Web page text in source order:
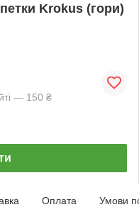
Krokus (гори)
— 150 ₴
Оплата Умови